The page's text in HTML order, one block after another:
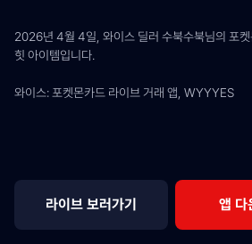
2026년 4월 4일, 와이스 딜러 수북수북님의 포켓
힛 아이템입니다.
와이스: 포켓몬카드 라이브 거래 앱, WYYYES
라이브 보러가기 앱 다